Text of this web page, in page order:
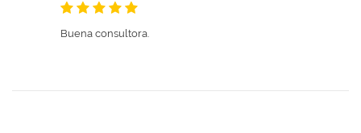
Buena consultora.